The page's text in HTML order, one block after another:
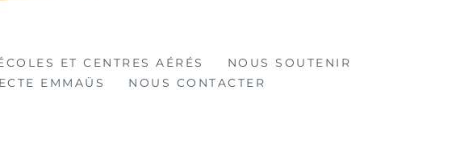
ET CENTRES AÉRÉS
NOUS SOUTENIR
EMMAÜS NOUS CONTACTER